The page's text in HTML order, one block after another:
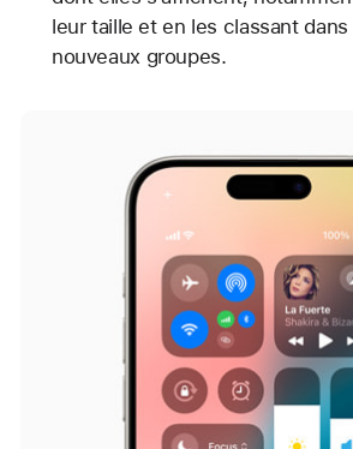
leur taille et en les classant
nouveaux groupes.